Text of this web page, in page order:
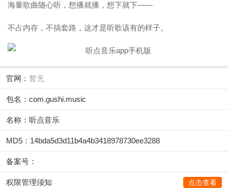
海量歌曲随心听，想播就播，想下就下——
不占内存，不搞套路，这才是听歌该有的样子。
官网： 暂无
包名：com.gushi.music
名称：听点音乐
MD5：14bda5d3d11b4a4b3418978730ee3288
备案号：
权限管理须知 点击查看